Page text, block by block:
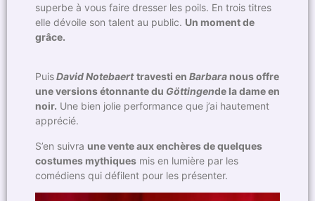
superbe à vous faire dresser les poils. En trois titres
elle dévoile son talent au public. Un moment de
grâce.
PuisDavid Notebaert travesti en Barbara nous offre
une versions étonnante du Göttingende la dame en
noir. Une bien jolie performance que j’ai hautement
apprécié.
S’en suivra une vente aux enchères de quelques
costumes mythiques mis en lumière par les
comédiens qui défilent pour les présenter.